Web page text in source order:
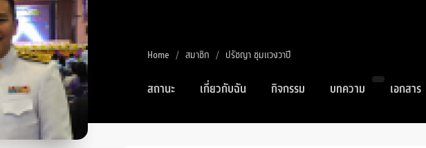
Home สมาชิก ปรัชญา ชุมแวงวาปี
สถานะ เกี่ยวกับฉัน กิจกรรม บทความ เอกสาร